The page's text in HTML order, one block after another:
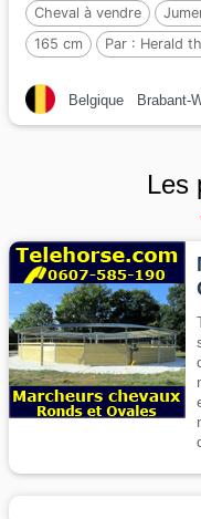
Cheval à vendre
165 cm
Par : Herald
Belgique Brabant-
Les